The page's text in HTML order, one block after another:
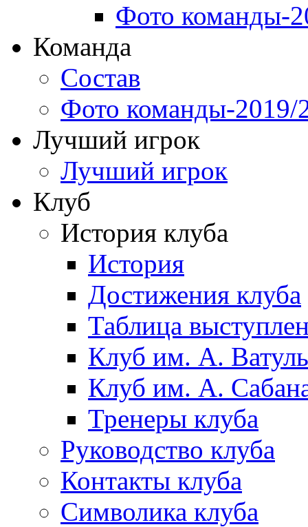
Фото команды-
Команда
Состав
Фото команды-2019/
Лучший игрок
Лучший игрок
Клуб
История клуба
История
Достижения клуба
Таблица
Клуб им. А.
Клуб им. А.
Тренеры клуба
Руководство клуба
Контакты клуба
Символика клуба